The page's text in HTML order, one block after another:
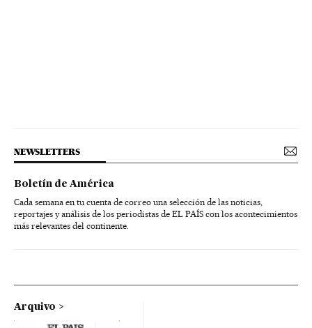
NEWSLETTERS
Boletín de América
Cada semana en tu cuenta de correo una selección de las noticias,
reportajes y análisis de los periodistas de EL PAÍS con los acontecimientos
más relevantes del continente.
Arquivo